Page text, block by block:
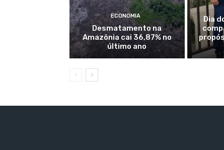
ECONOMIA
Desmatamento na
Amazônia cai 36,87% no
último ano
Dia